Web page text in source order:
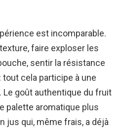
est incomparable.
faire exploser les
sentir la résistance
tout cela participe à une
goût authentique du fruit
palette aromatique plus
jus qui, même frais, a déjà